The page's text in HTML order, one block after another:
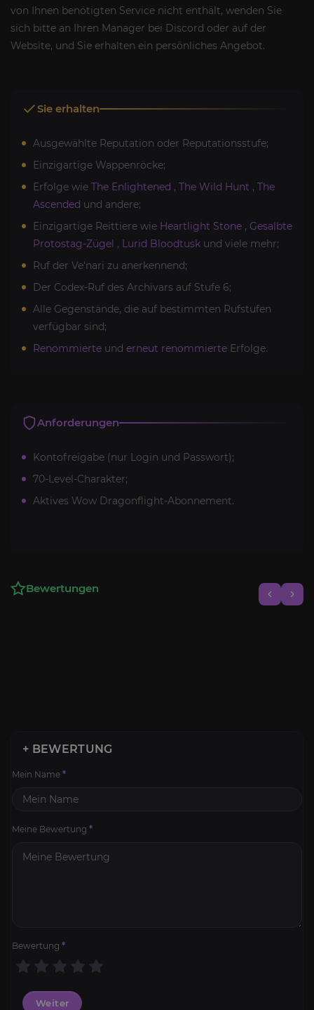
von Ihnen benötigten Service nicht enthält, wenden Sie
sich bitte an Ihren Manager bei Discord oder auf der
Website, und Sie erhalten ein persönliches Angebot.
Sie erhalten
Ausgewählte Reputation oder Reputationsstufe;
Einzigartige Wappenröcke;
Erfolge wie The Enlightened , The Wild Hunt , The
Ascended und andere;
Einzigartige Reittiere wie Heartlight Stone , Gesalbte
Protostag-Zügel , Lurid Bloodtusk und viele mehr;
Ruf der Ve'nari zu anerkennend;
Der Codex-Ruf des Archivars auf Stufe 6;
Alle Gegenstände, die auf bestimmten Rufstufen
verfügbar sind;
Renommierte und erneut renommierte Erfolge.
Anforderungen
Kontofreigabe (nur Login und Passwort);
70-Level-Charakter;
Aktives Wow Dragonflight-Abonnement.
Bewertungen
+ BEWERTUNG
Mein Name *
Meine Bewertung *
Bewertung *
Weiter